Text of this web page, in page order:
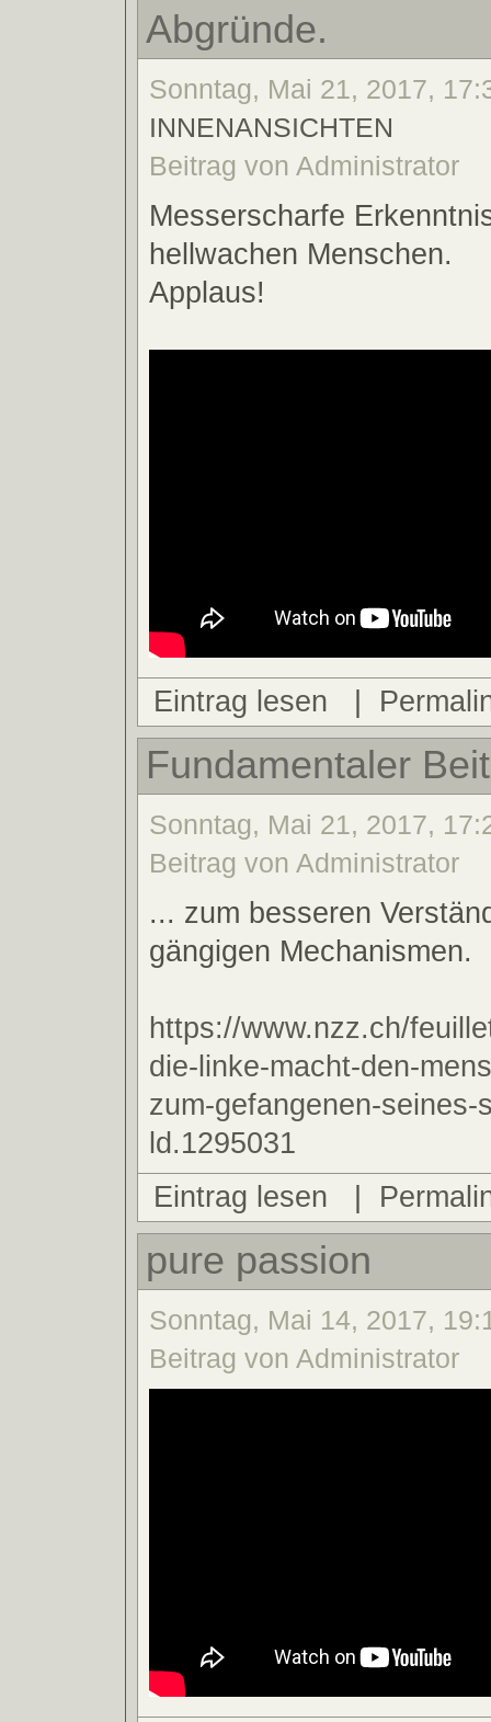
Abgründe.
Sonntag, Mai 21, 2017,
INNENANSICHTEN
Beitrag von Administrator
Messerscharfe
hellwachen Menschen.
Applaus!
Eintrag lesen |
Fundamentaler
Sonntag, Mai 21, 2017,
Beitrag von Administrator
... zum besseren
gängigen Mechanismen.
https://www.nzz.ch/
die-linke-macht-den-
zum-gefangenen-seines-
ld.1295031
Eintrag lesen
|
pure passion
Sonntag, Mai 14, 2017,
Beitrag von Administrator